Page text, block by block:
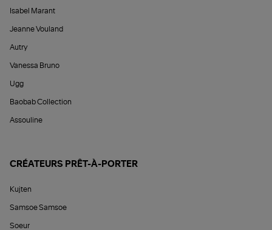
Isabel Marant
Jeanne Vouland
Autry
Vanessa Bruno
Ugg
Baobab Collection
Assouline
CRÉATEURS PRÊT-À-PORTER
Kujten
Samsoe Samsoe
Soeur